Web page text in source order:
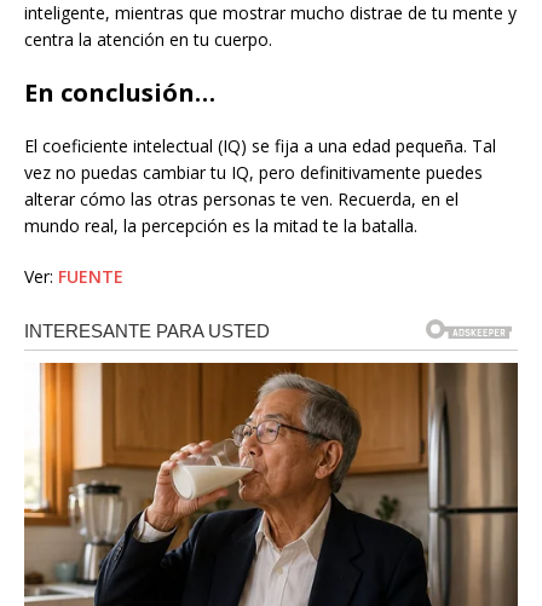
inteligente, mientras que mostrar mucho distrae de tu mente y
centra la atención en tu cuerpo.
En conclusión…
El coeficiente intelectual (IQ) se fija a una edad pequeña. Tal
vez no puedas cambiar tu IQ, pero definitivamente puedes
alterar cómo las otras personas te ven. Recuerda, en el
mundo real, la percepción es la mitad te la batalla.
Ver: FUENTE